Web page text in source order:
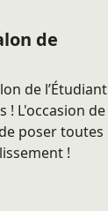
de
de l’Étudiant
! L'occasion de
poser toutes
!